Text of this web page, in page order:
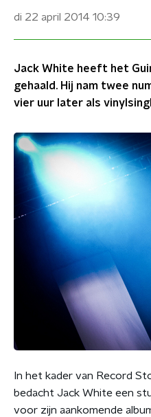
di 22 april 2014 10:39
Jack White heeft het
gehaald. Hij nam twee
vier uur later als
In het kader van Record
bedacht Jack White een
voor zijn aankomende